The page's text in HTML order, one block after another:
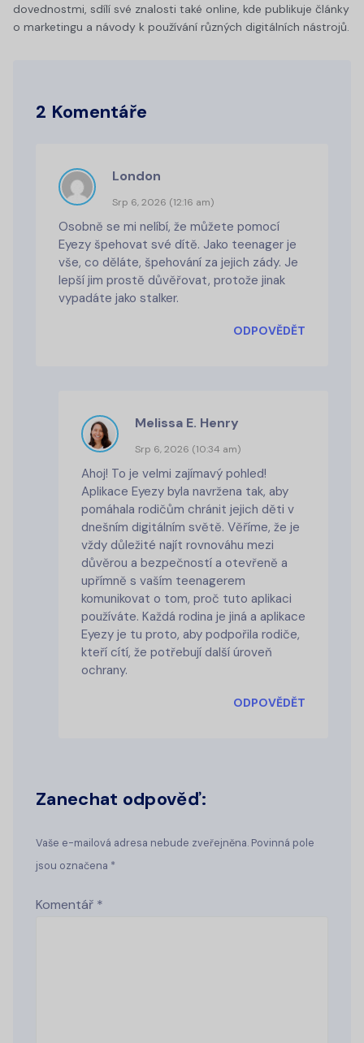
dovednostmi, sdílí své znalosti také online, kde publikuje články
o marketingu a návody k používání různých digitálních nástrojů.
2 Komentáře
London
Srp 6, 2026 (12:16 am)
Osobně se mi nelíbí, že můžete pomocí
Eyezy špehovat své dítě. Jako teenager je
vše, co děláte, špehování za jejich zády. Je
lepší jim prostě důvěřovat, protože jinak
vypadáte jako stalker.
ODPOVĚDĚT
Melissa E. Henry
Srp 6, 2026 (10:34 am)
Ahoj! To je velmi zajímavý pohled!
Aplikace Eyezy byla navržena tak, aby
pomáhala rodičům chránit jejich děti v
dnešním digitálním světě. Věříme, že je
vždy důležité najít rovnováhu mezi
důvěrou a bezpečností a otevřeně a
upřímně s vaším teenagerem
komunikovat o tom, proč tuto aplikaci
používáte. Každá rodina je jiná a aplikace
Eyezy je tu proto, aby podpořila rodiče,
kteří cítí, že potřebují další úroveň
ochrany.
ODPOVĚDĚT
Zanechat odpověď:
Vaše e-mailová adresa nebude zveřejněna. Povinná pole
jsou označena *
Komentář *